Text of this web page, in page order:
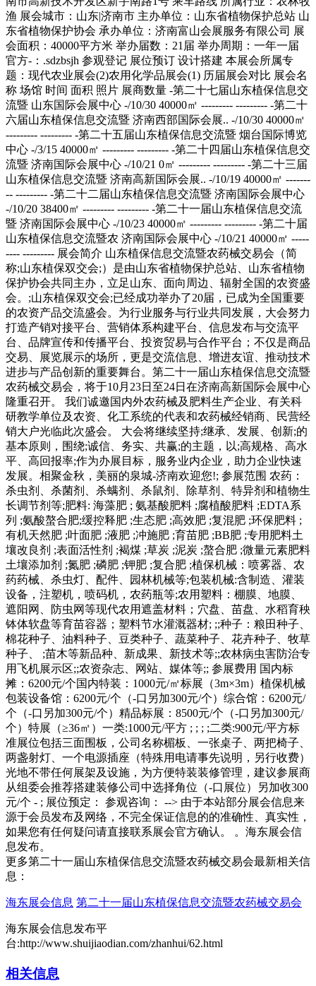
更多第二十一届山东植保信息交流暨农药械交易会最新相关信
息：
海东展会信息 第二十一届山东植保信息交流暨农药械交易会
海东展会信息发布平
台:http://www.shuijiaodian.com/zhanhui/62.html
相关信息